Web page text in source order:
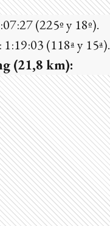
(225º y 18º).
(118ª y 15ª).
(21,8 km):